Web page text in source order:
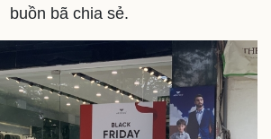
Giá vàng
Tiêu dùng
Tỷ giá
Chứng khoán
buồn bã chia sẻ.